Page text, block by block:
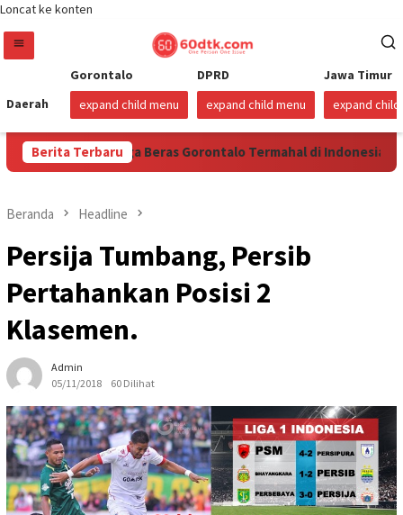
Loncat ke konten
Daerah
Gorontalo
expand child menu
DPRD
expand child menu
Jawa Timur
expand child
Berita Terbaru
Hari Harga Beras Gorontalo Termahal di Indonesia,
Beranda Headline
Persija Tumbang, Persib
Pertahankan Posisi 2
Klasemen.
Admin
05/11/2018
60 Dilihat